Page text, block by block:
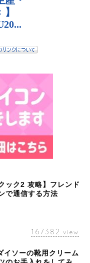
ック2 攻略】フレンド
で通信する方法
167382 view
イソーの靴用クリーム